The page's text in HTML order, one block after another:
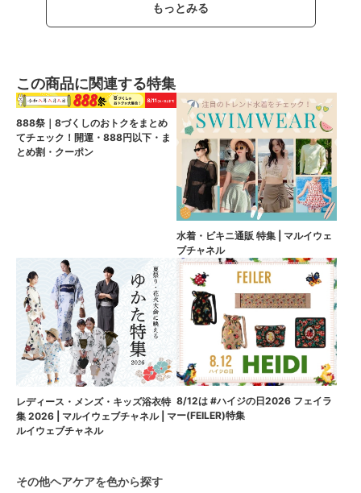
もっとみる
この商品に関連する特集
888祭｜8づくしのおトクをまとめ
てチェック！開運・888円以下・ま
とめ割・クーポン
水着・ビキニ通販 特集 | マルイウェ
ブチャネル
レディース・メンズ・キッズ浴衣特
集 2026 | マルイウェブチャネル | マ
ルイウェブチャネル
8/12は #ハイジの日2026 フェイラ
ー(FEILER)特集
その他ヘアケアを色から探す